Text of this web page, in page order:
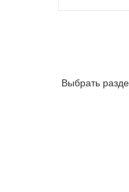
Выбрать